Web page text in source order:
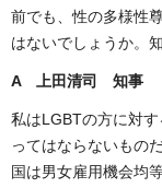
前でも、性の多様性
はないでしょうか。
A上田清司 知事
私はLGBTの方に対
ってはならないもの
国は男女雇用機会均